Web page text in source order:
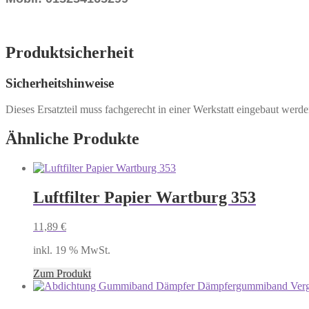
Produktsicherheit
Sicherheitshinweise
Dieses Ersatzteil muss fachgerecht in einer Werkstatt eingebaut
Ähnliche Produkte
Luftfilter Papier Wartburg 353
11,89 €
inkl. 19 % MwSt.
Zum Produkt